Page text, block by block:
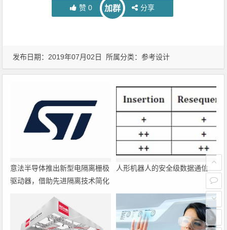
赞 0 加群 分享
发布日期：2019年07月02日 所属分类：参考设计
意法半导体推出新型电隔离栅极
驱动器，借助先进隔离技术简化
人形机器人的安全级数据通信